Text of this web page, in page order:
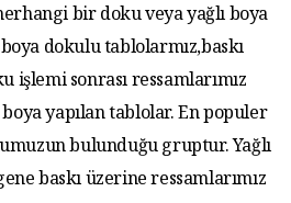
bir doku veya yağlı boya
dokulu tablolarmız,baskı
işlemi sonrası ressamlarımız
yapılan tablolar. En populer
bulunduğu gruptur. Yağlı
baskı üzerine ressamlarımız